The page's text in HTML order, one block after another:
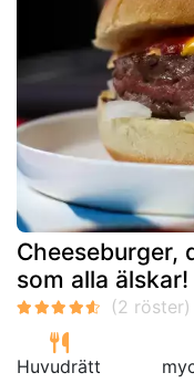
Cheeseburger,
som alla älskar!
Huvudrätt